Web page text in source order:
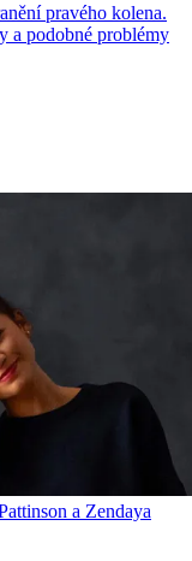
pravého kolena.
a podobné problémy
a Zendaya